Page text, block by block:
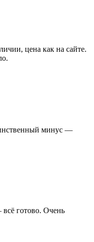
цена как на сайте.
минус —
готово. Очень